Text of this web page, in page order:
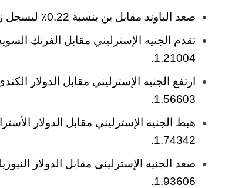
صعد الباوند مقابل ين بنسبة 0.22٪ ليسجل زوج الباوند ين مستويات 162.8720.
1.21004.
1.56603.
1.74342.
1.93606.